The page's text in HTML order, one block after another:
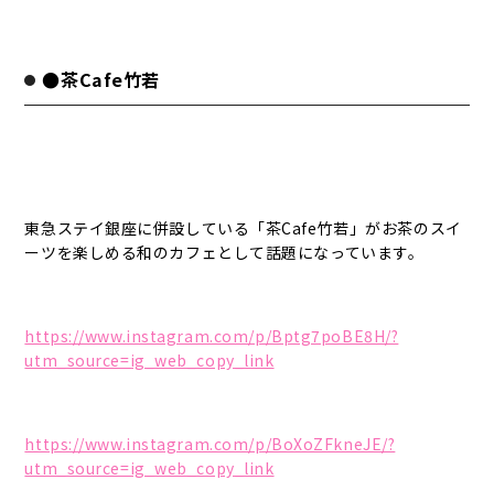
●茶Cafe竹若
東急ステイ銀座に併設している「茶Cafe竹若」がお茶のスイ
ーツを楽しめる和のカフェとして話題になっています。
https://www.instagram.com/p/Bptg7poBE8H/?
utm_source=ig_web_copy_link
https://www.instagram.com/p/BoXoZFkneJE/?
utm_source=ig_web_copy_link